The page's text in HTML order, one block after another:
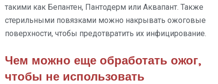
такими как Бепантен, Пантодерм или Аквапант. Также
стерильными повязками можно накрывать ожоговые
поверхности, чтобы предотвратить их инфицирование.
Чем можно еще обработать ожог,
чтобы не использовать